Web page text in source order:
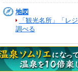
地図
「観光名所」「レ
調べる